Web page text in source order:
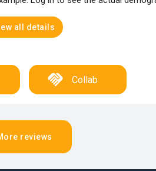
all details
Collab
reviews